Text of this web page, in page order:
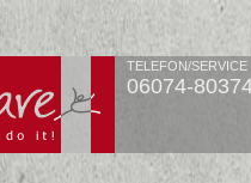
TELEFON/SERVICE
06074-
Rückgaberecht von
Rückgaberecht von